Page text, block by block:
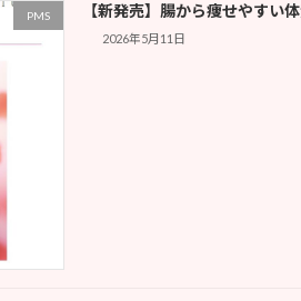
PMS 【新発売】腸から痩せやすい
2026年5月11日